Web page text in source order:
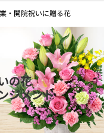
・開院祝いに贈る花
の花
ジメント